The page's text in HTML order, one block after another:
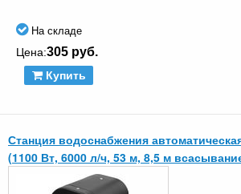
На складе
Цена:305 руб.
Купить
Станция водоснабжения
(1100 Вт, 6000 л/ч, 53 м, 8,5 м